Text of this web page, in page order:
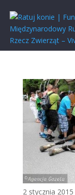
2 stycznia 2015